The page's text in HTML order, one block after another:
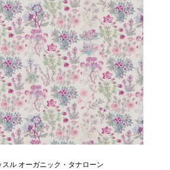
ル オーガニック・タナローン